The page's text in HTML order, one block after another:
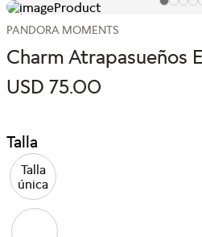
PANDORA MOMENTS
Charm Atrapasueños
USD 75.00
Talla
Talla
única